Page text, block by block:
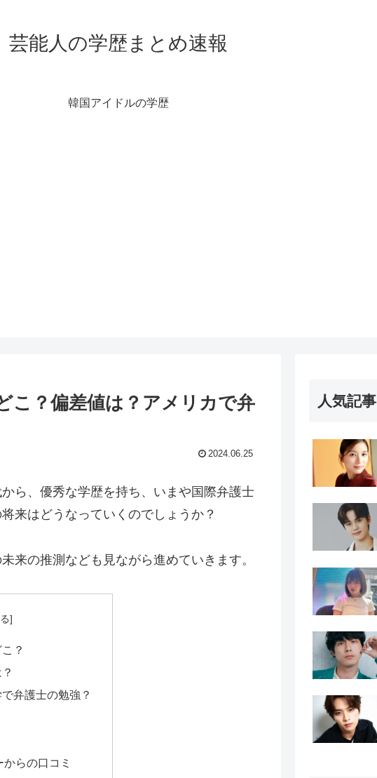
芸能人の学歴まとめ速報
韓国アイドルの学歴
こ？偏差値は？アメリカで弁
2024.06.25
ら、優秀な学歴を持ち、いまや国際弁護士
来はどうなっていくのでしょうか？
来の推測なども見ながら進めていきます。
？
弁護士の勉強？
らの口コミ
人気記事